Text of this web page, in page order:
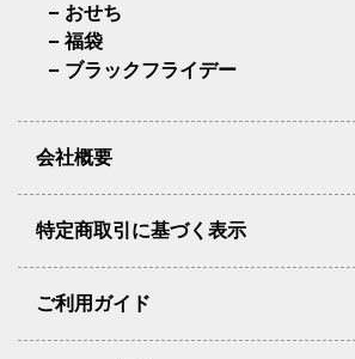
おせち
福袋
ブラックフライデー
会社概要
特定商取引に基づく表示
ご利用ガイド